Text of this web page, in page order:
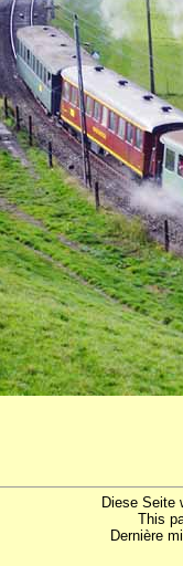
Diese Seite
This
Dernière